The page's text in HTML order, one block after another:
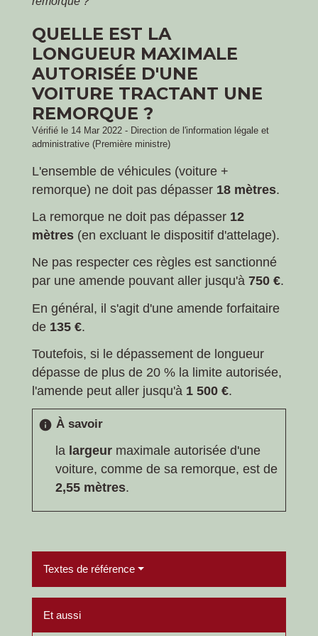
QUELLE EST LA
LONGUEUR MAXIMALE
AUTORISÉE D'UNE
VOITURE TRACTANT UNE
REMORQUE ?
Vérifié le 14 Mar 2022 - Direction de l'information légale et
administrative (Première ministre)
L'ensemble de véhicules (voiture +
remorque) ne doit pas dépasser 18 mètres.
La remorque ne doit pas dépasser 12
mètres (en excluant le dispositif d'attelage).
Ne pas respecter ces règles est sanctionné
par une amende pouvant aller jusqu'à 750 €.
En général, il s'agit d'une amende forfaitaire
de 135 €.
Toutefois, si le dépassement de longueur
dépasse de plus de 20 % la limite autorisée,
l'amende peut aller jusqu'à 1 500 €.
info À savoir
la largeur maximale autorisée d'une
voiture, comme de sa remorque, est de
2,55 mètres.
Textes de référence
Et aussi